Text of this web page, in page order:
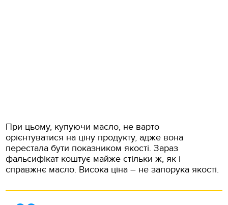
При цьому, купуючи масло, не варто
орієнтуватися на ціну продукту, адже вона
перестала бути показником якості. Зараз
фальсифікат коштує майже стільки ж, як і
справжнє масло. Висока ціна – не запорука якості.